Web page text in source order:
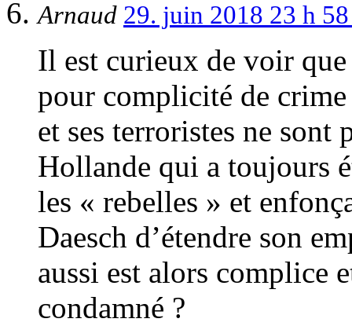
Arnaud 29. juin 2018 23 h
Il est curieux de voir
pour complicité de
et ses terroristes ne sont
Hollande qui a toujours
les « rebelles » et
Daesch d’étendre son
aussi est alors complice
condamné ?